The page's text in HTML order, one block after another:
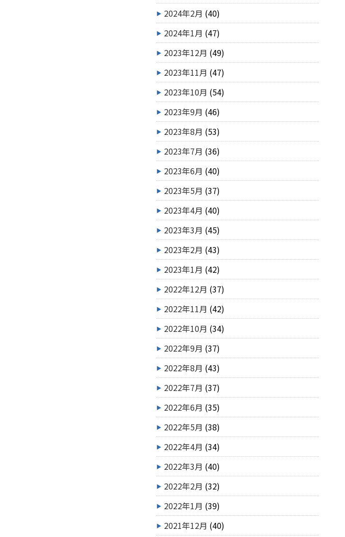
2024年2月 (40)
2024年1月 (47)
2023年12月 (49)
2023年11月 (47)
2023年10月 (54)
2023年9月 (46)
2023年8月 (53)
2023年7月 (36)
2023年6月 (40)
2023年5月 (37)
2023年4月 (40)
2023年3月 (45)
2023年2月 (43)
2023年1月 (42)
2022年12月 (37)
2022年11月 (42)
2022年10月 (34)
2022年9月 (37)
2022年8月 (43)
2022年7月 (37)
2022年6月 (35)
2022年5月 (38)
2022年4月 (34)
2022年3月 (40)
2022年2月 (32)
2022年1月 (39)
2021年12月 (40)